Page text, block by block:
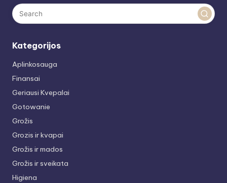
Kategorijos
Aplinkosauga
Finansai
Geriausi Kvepalai
Gotowanie
Grožis
Grozis ir kvapai
Grožis ir mados
Grožis ir sveikata
Higiena